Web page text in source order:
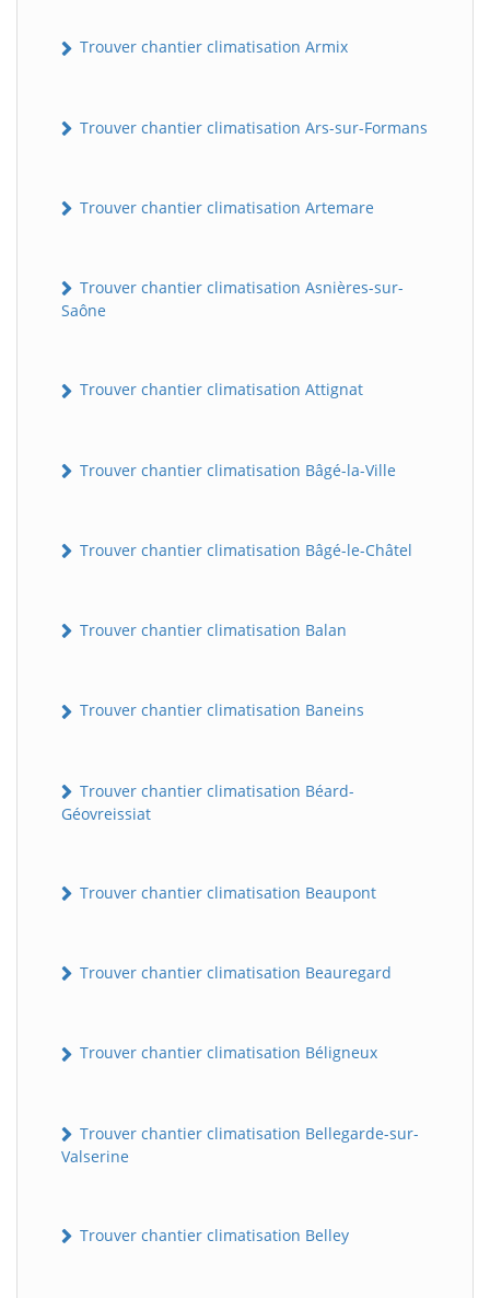
Trouver chantier climatisation Armix
Trouver chantier climatisation Ars-sur-Formans
Trouver chantier climatisation Artemare
Trouver chantier climatisation Asnières-sur-
Saône
Trouver chantier climatisation Attignat
Trouver chantier climatisation Bâgé-la-Ville
Trouver chantier climatisation Bâgé-le-Châtel
Trouver chantier climatisation Balan
Trouver chantier climatisation Baneins
Trouver chantier climatisation Béard-
Géovreissiat
Trouver chantier climatisation Beaupont
Trouver chantier climatisation Beauregard
Trouver chantier climatisation Béligneux
Trouver chantier climatisation Bellegarde-sur-
Valserine
Trouver chantier climatisation Belley